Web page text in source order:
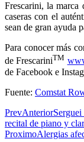
Frescarini, la marca
caseras con el
sean de gran ayuda
Para conocer más
de FrescariniTM
de Facebook e
Fuente: Comstat
PrevAnterior
recital de piano y
ProximoAlergias